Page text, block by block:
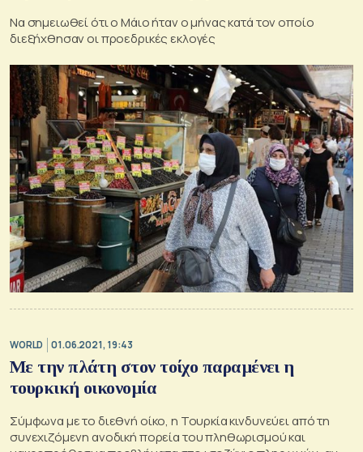
Να σημειωθεί ότι ο Μάιο ήταν ο μήνας κατά τον οποίο
διεξήχθησαν οι προεδρικές εκλογές
WORLD 01.06.2021, 19:43
Με την πλάτη στον τοίχο παραμένει η
τουρκική οικονομία
Σύμφωνα με το διεθνή οίκο, η Τουρκία κινδυνεύει από τη
συνεχιζόμενη ανοδική πορεία του πληθωρισμού και